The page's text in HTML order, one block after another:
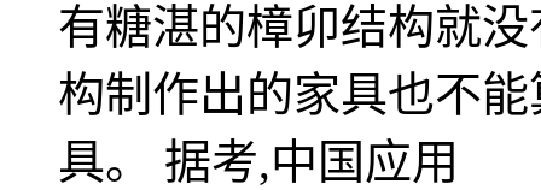
有糖湛的樟卯结构就
构制作出的家具也不
具。 据考,中国应用